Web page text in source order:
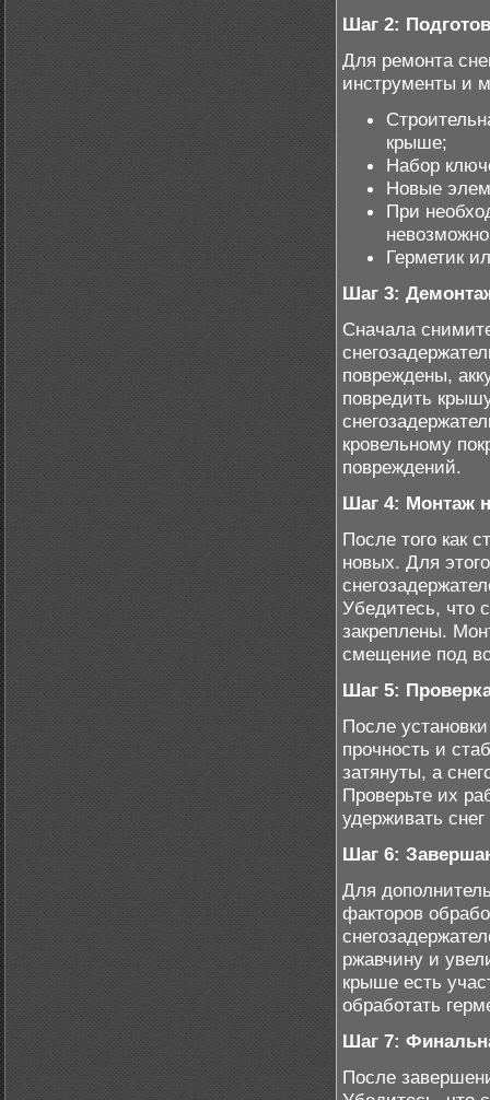
Шаг 2:
Для ремонта
инструменты и
крыше;
Набор
Новые
При
Герметик
Шаг 3:
Сначала
повреждены,
повредить
кровельному
повреждений.
Шаг 4: Монтаж
После того как
новых. Для
Убедитесь, что
закреплены.
смещение под
Шаг 5:
После
прочность и
затянуты, а
Проверьте их
удерживать
Шаг 6:
Для
факторов
ржавчину и
крыше есть
обработать
Шаг 7:
После